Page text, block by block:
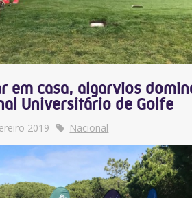
em casa, algarvios
Universitário de Golfe
2019 Nacional